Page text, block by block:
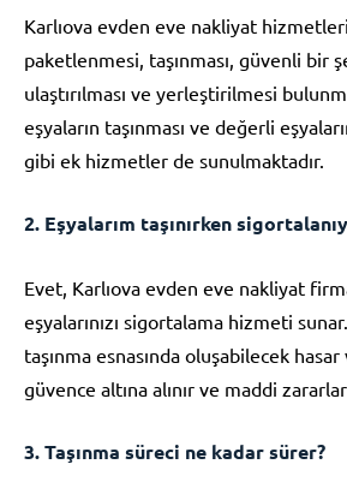
Karlıova evden eve nakliyat hizmetleri
paketlenmesi, taşınması, güvenli bir
ulaştırılması ve yerleştirilmesi
eşyaların taşınması ve değerli
gibi ek hizmetler de sunulmaktadır.
2. Eşyalarım taşınırken
Evet, Karlıova evden eve nakliyat
eşyalarınızı sigortalama hizmeti
taşınma esnasında oluşabilecek hasar
güvence altına alınır ve maddi
3. Taşınma süreci ne kadar sürer?